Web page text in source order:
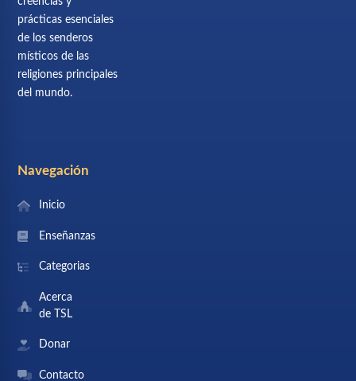
prácticas esenciales
de los senderos
místicos de las
religiones principales
del mundo.
Navegación
Inicio
Enseñanzas
Categorias
Acerca
de TSL
Donar
Contacto